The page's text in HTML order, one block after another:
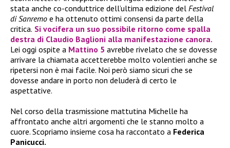
stata anche co-conduttrice dell’ultima edizione del Festival
di Sanremo e ha ottenuto ottimi consensi da parte della
critica. Si vocifera un suo possibile ritorno come spalla
destra di Claudio Baglioni alla manifestazione canora.
Lei oggi ospite a Mattino 5 avrebbe rivelato che se dovesse
arrivare la chiamata accetterebbe molto volentieri anche se
ripetersi non è mai facile. Noi però siamo sicuri che se
dovesse andare in porto non deluderà di certo le
aspettative.
Nel corso della trasmissione mattutina Michelle ha
affrontato anche altri argomenti che le stanno molto a
cuore. Scopriamo insieme cosa ha raccontato a Federica
Panicucci.